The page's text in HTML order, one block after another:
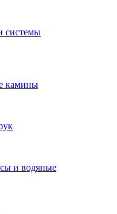
системы
камины
и водяные